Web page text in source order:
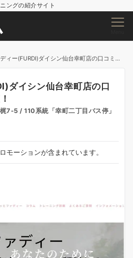
ングの紹介サイト
ィー(FURDI)ダイシン仙台幸町店の口コミ・評判を調査！
ダイシン仙台幸町店の口
7-5 / 110系統「幸町二丁目バス停」
モーションが含まれています。